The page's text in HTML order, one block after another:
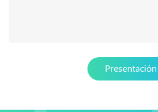
Presentación